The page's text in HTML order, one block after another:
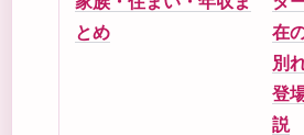
とめ
在
別
登
説